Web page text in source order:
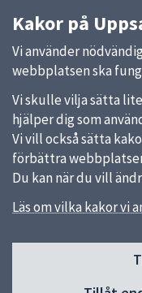
Kakor på
Vi använder
webbplatsen ska
Vi skulle vilja sätta
hjälper dig som
Vi vill också sätta
förbättra
Du kan när du vill
Läs om vilka kakor vi
Sidfot